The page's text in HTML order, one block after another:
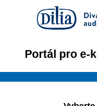
Portál pro e-